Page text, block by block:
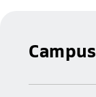
Campus